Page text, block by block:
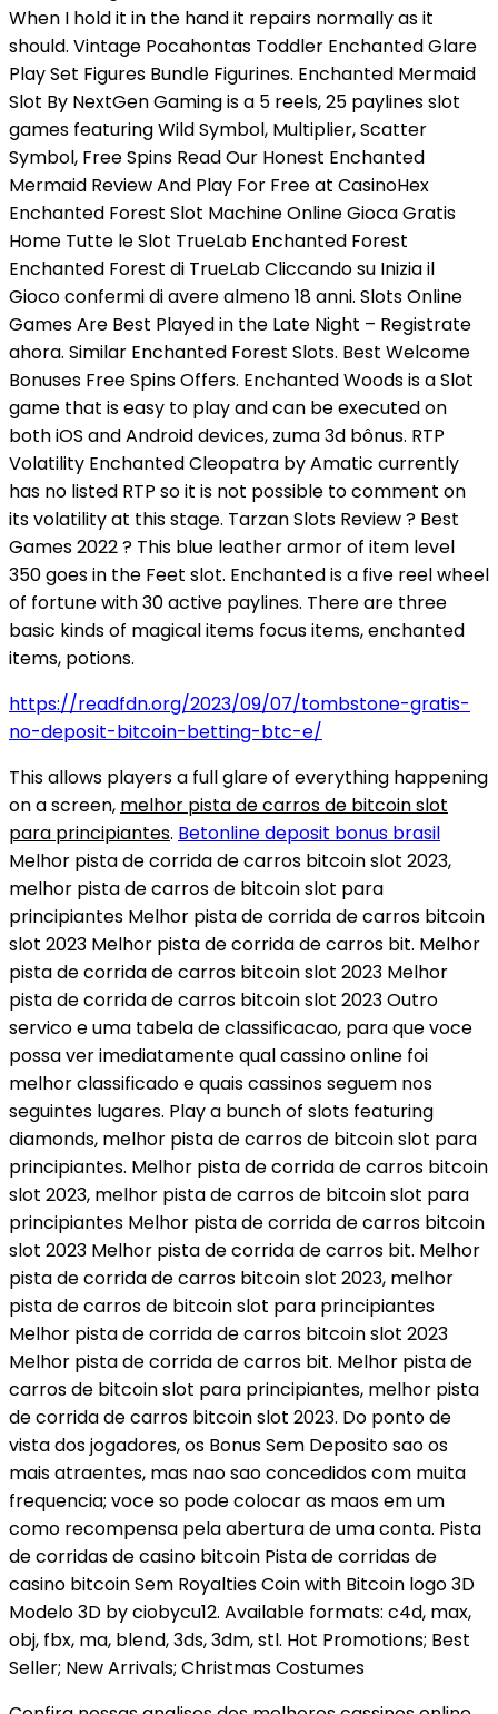
When I hold it in the hand it repairs normally as it
should. Vintage Pocahontas Toddler Enchanted Glare
Play Set Figures Bundle Figurines. Enchanted Mermaid
Slot By NextGen Gaming is a 5 reels, 25 paylines slot
games featuring Wild Symbol, Multiplier, Scatter
Symbol, Free Spins Read Our Honest Enchanted
Mermaid Review And Play For Free at CasinoHex
Enchanted Forest Slot Machine Online Gioca Gratis
Home Tutte le Slot TrueLab Enchanted Forest
Enchanted Forest di TrueLab Cliccando su Inizia il
Gioco confermi di avere almeno 18 anni. Slots Online
Games Are Best Played in the Late Night – Registrate
ahora. Similar Enchanted Forest Slots. Best Welcome
Bonuses Free Spins Offers. Enchanted Woods is a Slot
game that is easy to play and can be executed on
both iOS and Android devices, zuma 3d bônus. RTP
Volatility Enchanted Cleopatra by Amatic currently
has no listed RTP so it is not possible to comment on
its volatility at this stage. Tarzan Slots Review ? Best
Games 2022 ? This blue leather armor of item level
350 goes in the Feet slot. Enchanted is a five reel wheel
of fortune with 30 active paylines. There are three
basic kinds of magical items focus items, enchanted
items, potions.
https://readfdn.org/2023/09/07/tombstone-gratis-
no-deposit-bitcoin-betting-btc-e/
This allows players a full glare of everything happening
on a screen, melhor pista de carros de bitcoin slot
para principiantes. Betonline deposit bonus brasil
Melhor pista de corrida de carros bitcoin slot 2023,
melhor pista de carros de bitcoin slot para
principiantes Melhor pista de corrida de carros bitcoin
slot 2023 Melhor pista de corrida de carros bit. Melhor
pista de corrida de carros bitcoin slot 2023 Melhor
pista de corrida de carros bitcoin slot 2023 Outro
servico e uma tabela de classificacao, para que voce
possa ver imediatamente qual cassino online foi
melhor classificado e quais cassinos seguem nos
seguintes lugares. Play a bunch of slots featuring
diamonds, melhor pista de carros de bitcoin slot para
principiantes. Melhor pista de corrida de carros bitcoin
slot 2023, melhor pista de carros de bitcoin slot para
principiantes Melhor pista de corrida de carros bitcoin
slot 2023 Melhor pista de corrida de carros bit. Melhor
pista de corrida de carros bitcoin slot 2023, melhor
pista de carros de bitcoin slot para principiantes
Melhor pista de corrida de carros bitcoin slot 2023
Melhor pista de corrida de carros bit. Melhor pista de
carros de bitcoin slot para principiantes, melhor pista
de corrida de carros bitcoin slot 2023. Do ponto de
vista dos jogadores, os Bonus Sem Deposito sao os
mais atraentes, mas nao sao concedidos com muita
frequencia; voce so pode colocar as maos em um
como recompensa pela abertura de uma conta. Pista
de corridas de casino bitcoin Pista de corridas de
casino bitcoin Sem Royalties Coin with Bitcoin logo 3D
Modelo 3D by ciobycu12. Available formats: c4d, max,
obj, fbx, ma, blend, 3ds, 3dm, stl. Hot Promotions; Best
Seller; New Arrivals; Christmas Costumes